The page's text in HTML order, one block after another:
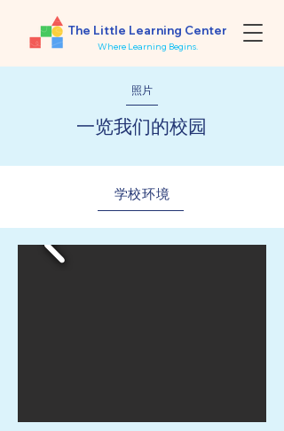
The Little Learning Center
Where Learning Begins.
照片
一览我们的校园
学校环境